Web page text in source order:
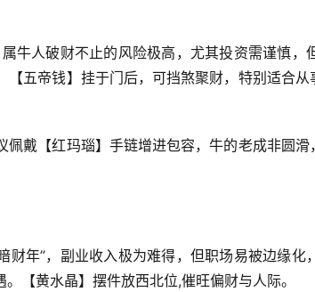
牛人破财不止的风险极高，尤其投资需谨慎，
五帝钱】挂于门后，可挡煞聚财，特别适合从
戴【红玛瑙】手链增进包容，牛的老成非圆滑
年”，副业收入极为难得，但职场易被边缘化
【黄水晶】摆件放西北位,催旺偏财与人际。